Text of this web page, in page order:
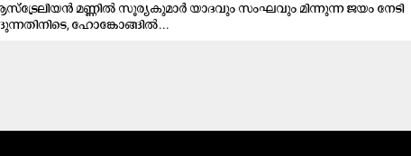
മണ്ണിൽ സൂര്യകുമാർ യാദവും സംഘവും മിന്നുന്ന ജയം നേടി
ഹോങ്കോങ്ങിൽ...